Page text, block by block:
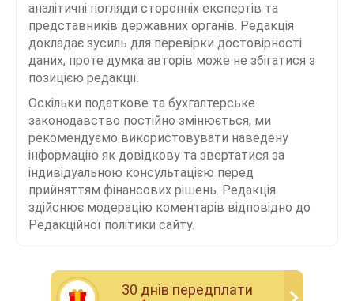
аналітичні погляди сторонніх експертів та
представників державних органів. Редакція
докладає зусиль для перевірки достовірності
даних, проте думка авторів може не збігатися з
позицією редакції.
Оскільки податкове та бухгалтерське
законодавство постійно змінюється, ми
рекомендуємо використовувати наведену
інформацію як довідкову та звертатися за
індивідуальною консультацією перед
прийняттям фінансових рішень. Редакція
здійснює модерацію коментарів відповідно до
Редакційної політики сайту.
30 днiв передплати